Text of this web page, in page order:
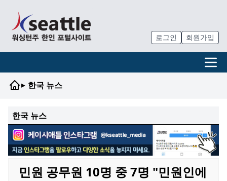
로그인 회원가입
▸ 한국 뉴스
한국 뉴스
민원 공무원 10명 중 7명 "민원인에